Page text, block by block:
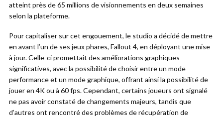
atteint près de 65 millions de visionnements en deux semaines
selon la plateforme.
Pour capitaliser sur cet engouement, le studio a décidé de mettre
en avant l’un de ses jeux phares, Fallout 4, en déployant une mise
à jour. Celle-ci promettait des améliorations graphiques
significatives, avec la possibilité de choisir entre un mode
performance et un mode graphique, offrant ainsi la possibilité de
jouer en 4K ou à 60 fps. Cependant, certains joueurs ont signalé
ne pas avoir constaté de changements majeurs, tandis que
d’autres ont rencontré des problèmes de récupération de